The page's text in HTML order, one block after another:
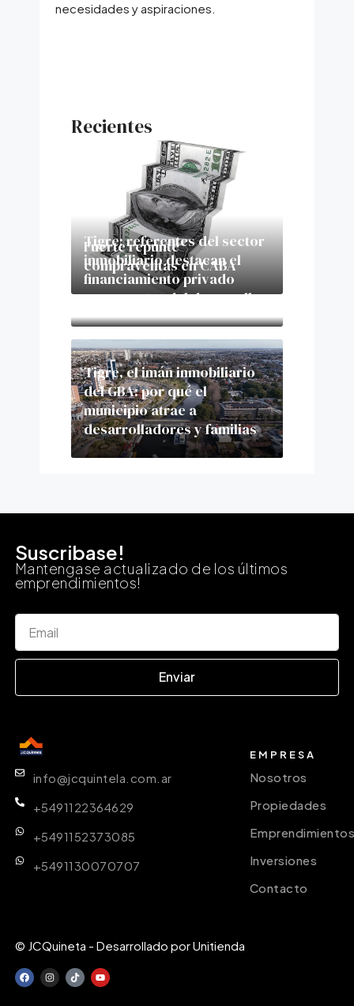
necesidades y aspiraciones.
Recientes
Fuerte repunte
compraventas en CABA
Tigre: referentes del sector
inmobiliario destacan el
financiamiento privado
como motor del desarrollo
Tigre, el imán inmobiliario
del GBA: por qué el
municipio atrae a
desarrolladores y familias
Suscribase!
Mantengase actualizado de los últimos
emprendimientos!
Enviar
info@jcquintela.com.ar
+5491122364629
+5491152373085
+5491130070707
EMPRESA
Nosotros
Propiedades
Inversiones
Contacto
© JCQuineta - Desarrollado por Unitienda